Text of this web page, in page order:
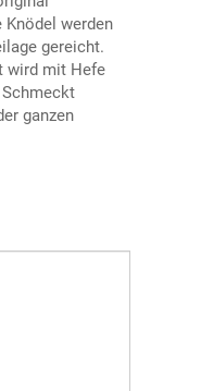
Knödel werden
gereicht.
wird mit Hefe
ganzen